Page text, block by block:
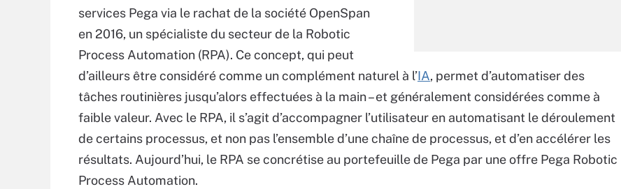
services Pega via le rachat de la société OpenSpan
en 2016, un spécialiste du secteur de la Robotic
Process Automation (RPA). Ce concept, qui peut
d’ailleurs être considéré comme un complément naturel à l’IA, permet d’automatiser des
tâches routinières jusqu’alors effectuées à la main – et généralement considérées comme à
faible valeur. Avec le RPA, il s’agit d’accompagner l’utilisateur en automatisant le déroulement
de certains processus, et non pas l’ensemble d’une chaîne de processus, et d’en accélérer les
résultats. Aujourd’hui, le RPA se concrétise au portefeuille de Pega par une offre Pega Robotic
Process Automation.